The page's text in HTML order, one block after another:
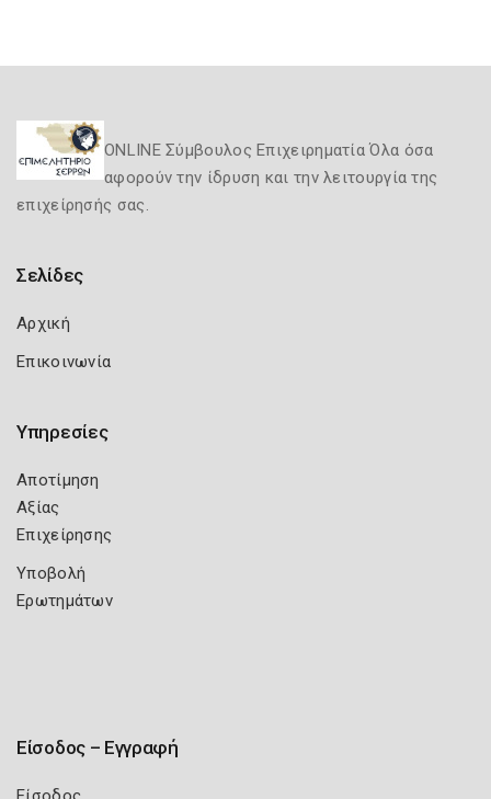
ONLINE Σύμβουλος Επιχειρηματία Όλα όσα
αφορούν την ίδρυση και την λειτουργία της
επιχείρησής σας.
Σελίδες
Αρχική
Επικοινωνία
Υπηρεσίες
Αποτίμηση
Αξίας
Επιχείρησης
Υποβολή
Ερωτημάτων
Είσοδος – Εγγραφή